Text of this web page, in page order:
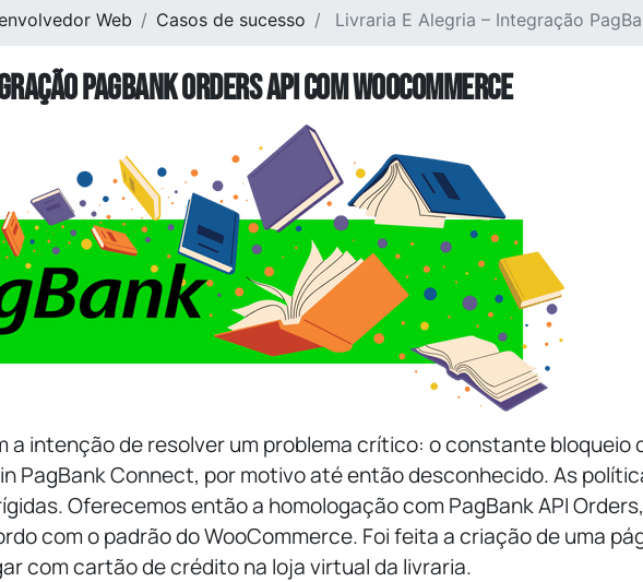
Web Casos de sucesso Livraria E Alegria – Integração
PagBank Orders API com WooCommerce
a intenção de resolver um problema crítico: o constante bloqueio
PagBank Connect, por motivo até então desconhecido. As
Oferecemos então a homologação com PagBank API Orders,
com o padrão do WooCommerce. Foi feita a criação de uma
com cartão de crédito na loja virtual da livraria.